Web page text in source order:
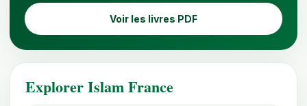
Voir les livres PDF
Explorer Islam France